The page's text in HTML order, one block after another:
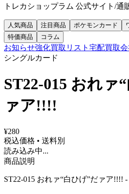
トレカショップラム 公式サイト/通
人気商品 注目商品 ポケモンカード
特価商品
コラム
お知らせ強化買取リスト 宅配買取
シングルカード
ST22-015 おれァ
ァア!!!!
¥280
税込価格 • 送料別
読み込み中...
商品説明
ST22-015 おれァ“白ひげ”だァア!!!! -